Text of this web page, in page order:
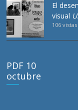
El
visual
106 vistas
PDF 10
octubre